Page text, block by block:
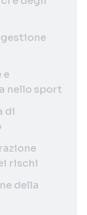
e
nello sport
di
rischi
della